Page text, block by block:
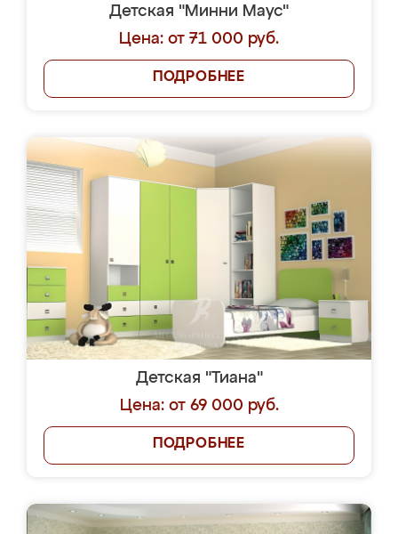
Детская "Минни Маус"
Цена: от 71 000 руб.
ПОДРОБНЕЕ
Детская "Тиана"
Цена: от 69 000 руб.
ПОДРОБНЕЕ